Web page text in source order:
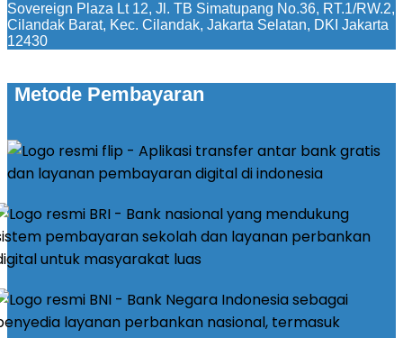
Sovereign Plaza Lt 12, Jl. TB Simatupang No.36, RT.1/RW.2,
Cilandak Barat, Kec. Cilandak, Jakarta Selatan, DKI Jakarta
12430
Metode Pembayaran